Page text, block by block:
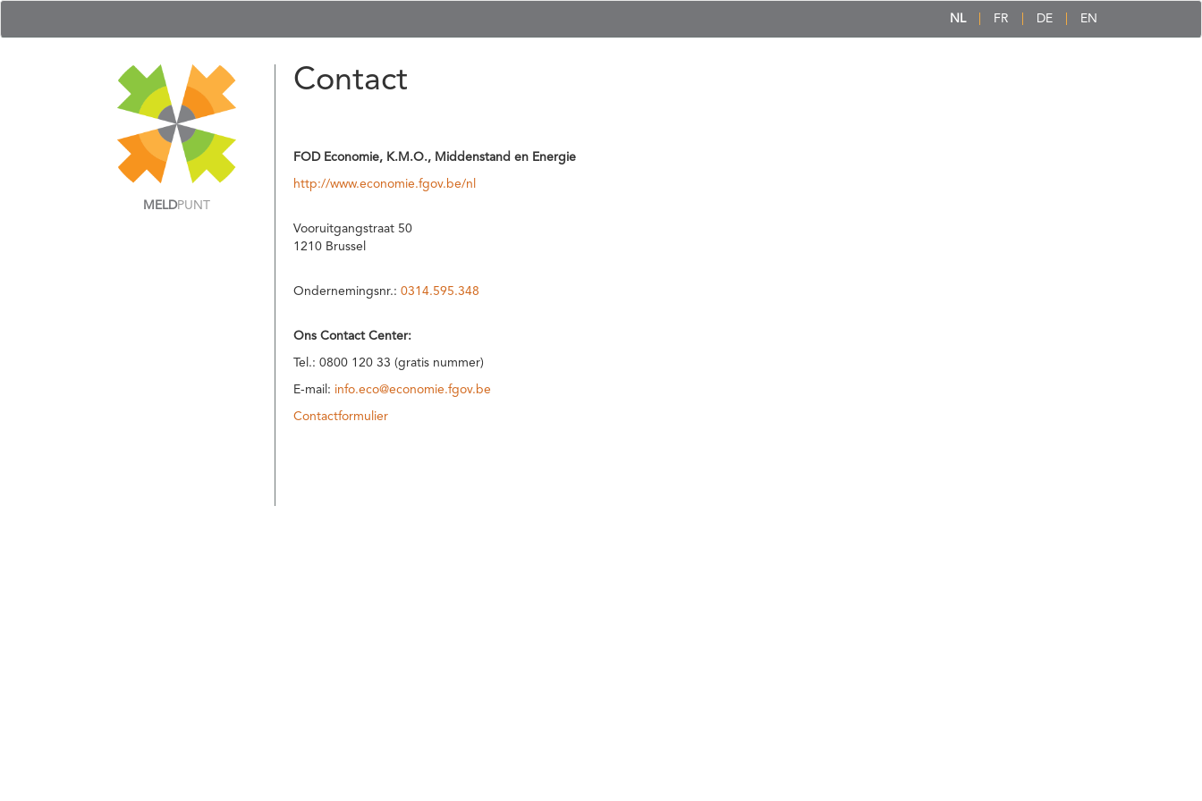
NL FR DE EN
MELDPUNT
Contact
FOD Economie, K.M.O., Middenstand en Energie
http://www.economie.fgov.be/nl
Vooruitgangstraat 50
1210 Brussel
Ondernemingsnr.: 0314.595.348
Ons Contact Center:
Tel.: 0800 120 33 (gratis nummer)
E-mail: info.eco@economie.fgov.be
Contactformulier